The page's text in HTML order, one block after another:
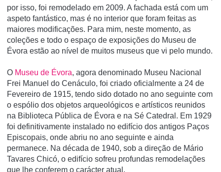
por isso, foi remodelado em 2009. A fachada está com um
aspeto fantástico, mas é no interior que foram feitas as
maiores modificações. Para mim, neste momento, as
coleções e todo o espaço de exposições do Museu de
Évora estão ao nível de muitos museus que vi pelo mundo.
O Museu de Évora, agora denominado Museu Nacional
Frei Manuel do Cenáculo, foi criado oficialmente a 24 de
Fevereiro de 1915, tendo sido dotado no ano seguinte com
o espólio dos objetos arqueológicos e artísticos reunidos
na Biblioteca Pública de Évora e na Sé Catedral. Em 1929
foi definitivamente instalado no edifício dos antigos Paços
Episcopais, onde abriu no ano seguinte e ainda
permanece. Na década de 1940, sob a direção de Mário
Tavares Chicó, o edifício sofreu profundas remodelações
que lhe conferem o carácter atual.